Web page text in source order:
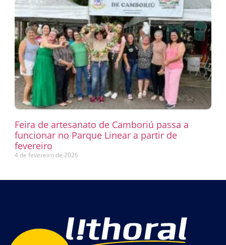
Feira de artesanato de Camboriú passa a
funcionar no Parque Linear a partir de
fevereiro
4 de fevereiro de 2026